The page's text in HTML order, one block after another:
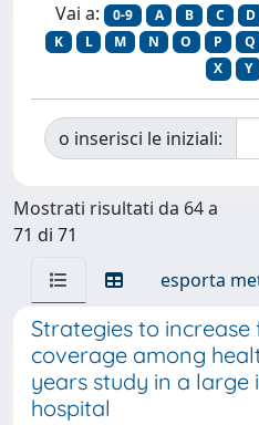
Vai a: 0-9 A B C D
K
L M N O P Q
X
Y
o inserisci le iniziali:
Mostrati risultati da 64 a
71 di 71
esporta
Strategies to
coverage among
years study in a large
hospital